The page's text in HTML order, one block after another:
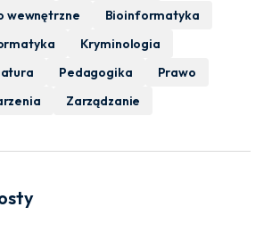
wewnętrzne
Bioinformatyka
Kryminologia
Pedagogika
Prawo
Zarządzanie